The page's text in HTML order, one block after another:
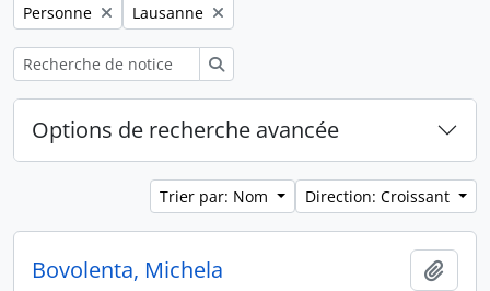
Remove filter:
Personne Remove filter:
Lausanne
Options de recherche avancée
Trier par: Nom Direction: Croissant
Bovolenta, Michela